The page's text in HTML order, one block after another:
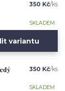
350 Kč/ks
SKLADEM
variantu
350 Kč/ks
SKLADEM